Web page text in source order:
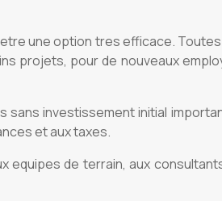
une option tres efficace.
projets, pour de nouveaux
investissement initial
et aux taxes.
equipes de terrain, aux